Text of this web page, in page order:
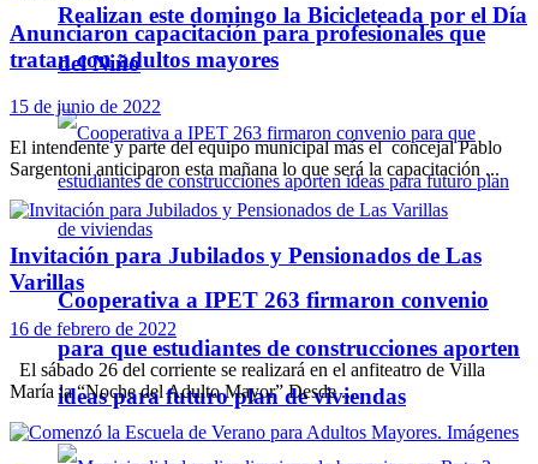
Realizan este domingo la Bicicleteada por el Día
del Niño
Cooperativa a IPET 263 firmaron convenio
para que estudiantes de construcciones aporten
ideas para futuro plan de viviendas
Anunciaron capacitación para profesionales que
tratan con adultos mayores
15 de junio de 2022
El intendente y parte del equipo municipal más el concejal Pablo
Sargentoni anticiparon esta mañana lo que será la capacitación ...
Invitación para Jubilados y Pensionados de Las
Varillas
16 de febrero de 2022
El sábado 26 del corriente se realizará en el anfiteatro de Villa
María la “Noche del Adulto Mayor” Desde ...